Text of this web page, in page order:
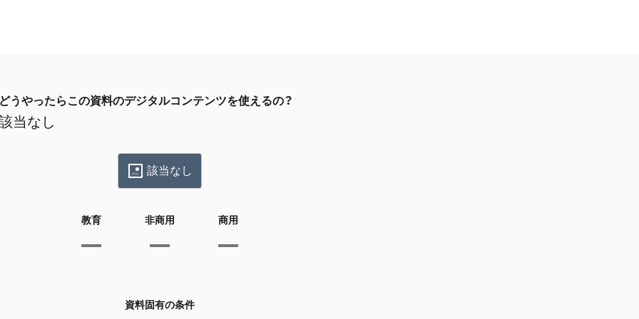
どうやったらこの資料のデジタルコンテンツを使えるの？
当なし
該当なし
教育 非商用 商用
資料固有の条件